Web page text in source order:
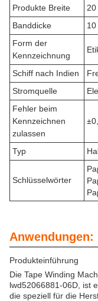
Produkte Breite
Banddicke
Form der
Kennzeichnung
Schiff nach Indien
Stromquelle
Fehler beim
Kennzeichnen
zulassen
Typ
Schlüsselwörter
Anwendungen:
Produkteinführung
Die Tape Winding
lwd52066881-06D, ist
die speziell für die